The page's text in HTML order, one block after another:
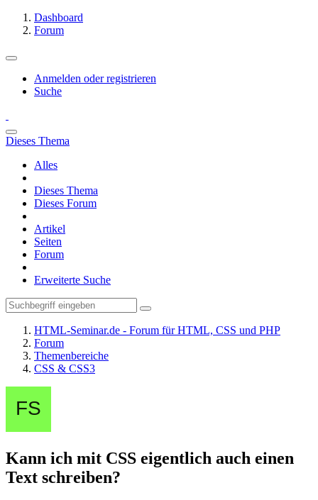
Dashboard
Forum
Anmelden oder registrieren
Suche
Dieses Thema
Alles
Dieses Thema
Dieses Forum
Artikel
Seiten
Forum
Erweiterte Suche
HTML-Seminar.de - Forum für HTML, CSS und PHP
Forum
Themenbereiche
CSS & CSS3
Kann ich mit CSS eigentlich auch einen
Text schreiben?